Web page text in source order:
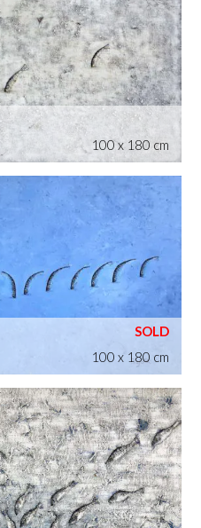
100 x 180 cm
100 x 180 cm